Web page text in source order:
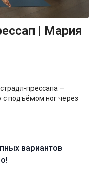
| Мария
прессапа —
с подъёмом ног через
вариантов